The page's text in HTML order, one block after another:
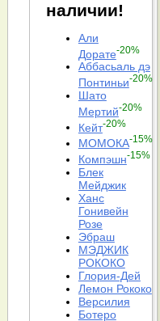
наличии!
Али
Дорате-20%
Аббасьаль дэ
Понтиньи-20%
Шато
Мертий-20%
Кейт-20%
МОМОКА-15%
Компэшн-15%
Блек
Мейджик
Ханс
Гонивейн
Розе
Эбраш
МЭДЖИК
РОКОКО
Глория-Дей
Лемон Рококо
Версилия
Ботеро